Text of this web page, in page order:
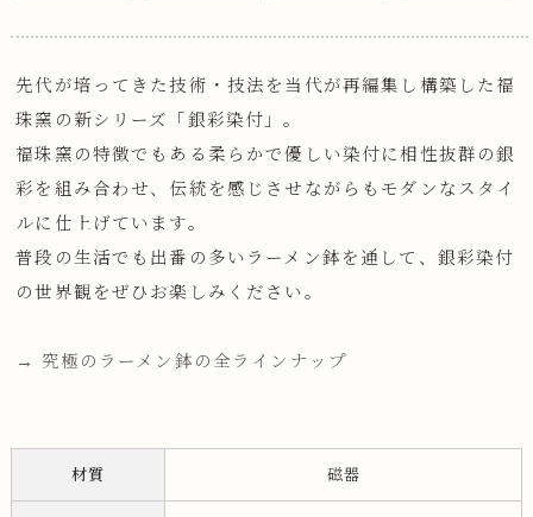
先代が培ってきた技術・技法を当代が再編集し構築した福
珠窯の新シリーズ「銀彩染付」。
福珠窯の特徴でもある柔らかで優しい染付に相性抜群の銀
彩を組み合わせ、伝統を感じさせながらもモダンなスタイ
ルに仕上げています。
普段の生活でも出番の多いラーメン鉢を通して、銀彩染付
の世界観をぜひお楽しみください。
→ 究極のラーメン鉢の全ラインナップ
材質 磁器